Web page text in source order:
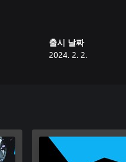
격을 당한다.
살리면서 조작성을 향상하고 인
조정을 통해 플레이 편의성을
캐릭터 2D 일러스트, 3D 모델,
출시 날짜
2024. 2. 2.